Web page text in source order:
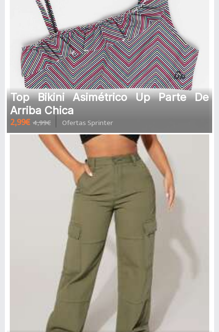
Top Bikini Asimétrico Up Parte De
Arriba Chica
2,99€ 4,99€ Ofertas Sprinter